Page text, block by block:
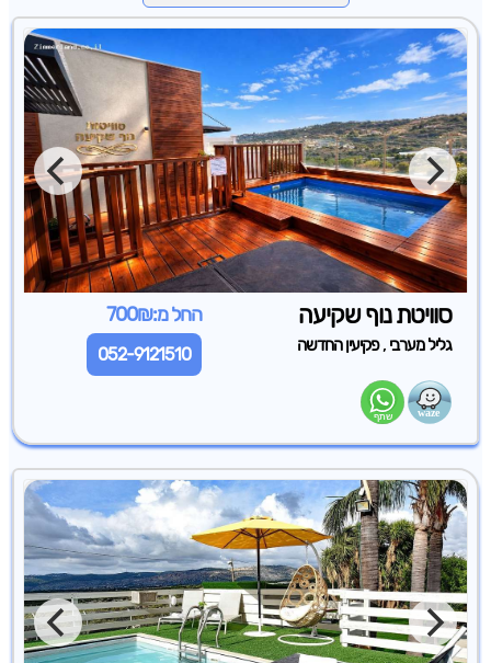
סוויטת נוף שקיעה החל מ:700₪
גליל מערבי ,פקיעין החדשה 052-9121510